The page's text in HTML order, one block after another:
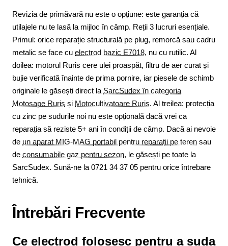
Revizia de primăvară nu este o opțiune: este garanția că
utilajele nu te lasă la mijloc în câmp. Reții 3 lucruri esențiale.
Primul: orice reparație structurală pe plug, remorcă sau cadru
metalic se face cu electrod bazic E7018, nu cu rutilic. Al
doilea: motorul Ruris cere ulei proaspăt, filtru de aer curat și
bujie verificată înainte de prima pornire, iar piesele de schimb
originale le găsești direct la SarcSudex în categoria
Motosape Ruris și Motocultivatoare Ruris. Al treilea: protecția
cu zinc pe sudurile noi nu este opțională dacă vrei ca
reparația să reziste 5+ ani în condiții de câmp. Dacă ai nevoie
de un aparat MIG-MAG portabil pentru reparații pe teren sau
de consumabile gaz pentru sezon, le găsești pe toate la
SarcSudex. Sună-ne la 0721 34 37 05 pentru orice întrebare
tehnică.
Întrebări Frecvente
Ce electrod folosesc pentru a suda